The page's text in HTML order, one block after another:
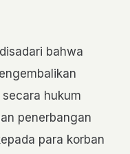
bahwa
hukum
penerbangan
para korban